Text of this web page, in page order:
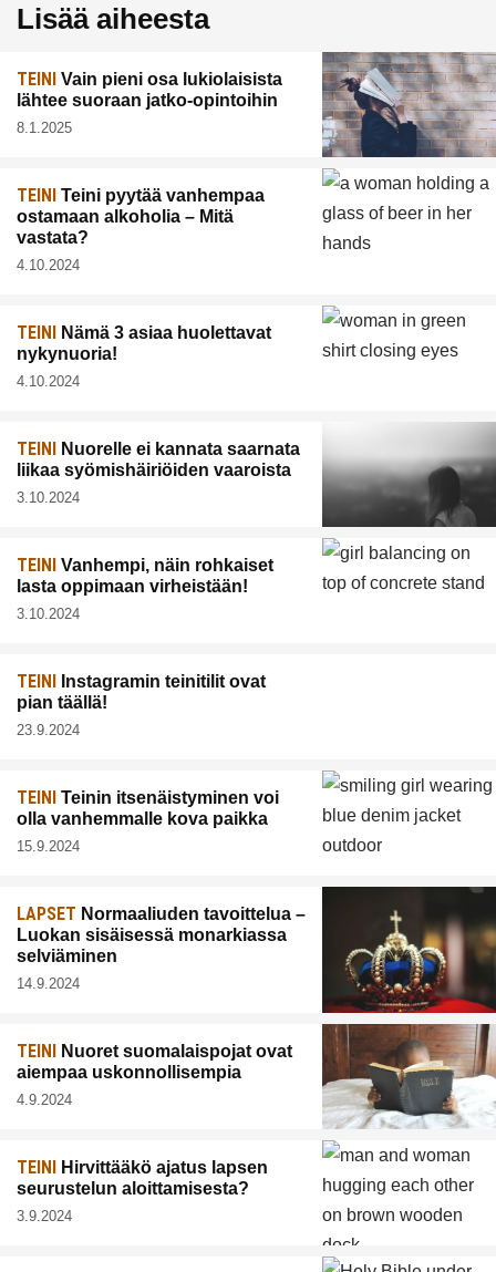
Lisää aiheesta
TEINI
Vain pieni osa lukiolaisista
lähtee suoraan jatko-opintoihin
8.1.2025
TEINI
Teini pyytää vanhempaa
ostamaan alkoholia – Mitä
vastata?
4.10.2024
TEINI
Nämä 3 asiaa huolettavat
nykynuoria!
4.10.2024
TEINI
Nuorelle ei kannata saarnata
liikaa syömishäiriöiden vaaroista
3.10.2024
TEINI
Vanhempi, näin rohkaiset
lasta oppimaan virheistään!
3.10.2024
TEINI
Instagramin teinitilit ovat
pian täällä!
23.9.2024
TEINI
Teinin itsenäistyminen voi
olla vanhemmalle kova paikka
15.9.2024
LAPSET Normaaliuden tavoittelua –
Luokan sisäisessä monarkiassa
selviäminen
14.9.2024
TEINI
Nuoret suomalaispojat ovat
aiempaa uskonnollisempia
4.9.2024
TEINI
Hirvittääkö ajatus lapsen
seurustelun aloittamisesta?
3.9.2024